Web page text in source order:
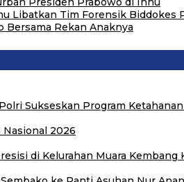
Libatkan Tim Forensik Biddokes
Bersama Rekan Anaknya
Sukseskan Program
Nasional 2026
di Kelurahan Muara Kembang